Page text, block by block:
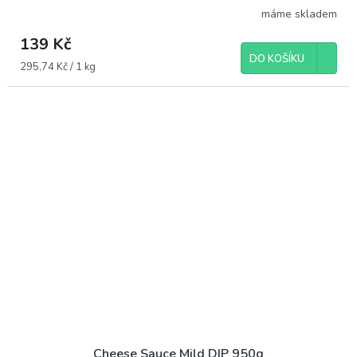
máme skladem
139 Kč
Měrná
295,74 Kč / 1 kg
DO KOŠÍKU